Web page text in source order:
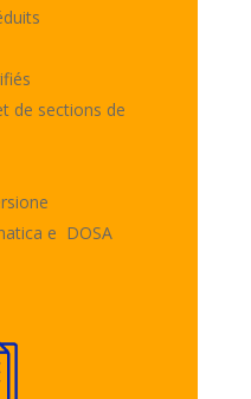
de sections de
e DOSA